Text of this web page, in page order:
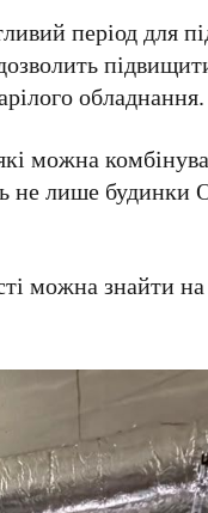
період для
обладнання.
можна
не лише будинки
можна знайти на